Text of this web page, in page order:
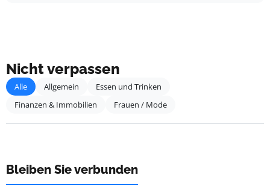
Nicht verpassen
Alle Allgemein
Essen und Trinken
Finanzen & Immobilien
Frauen / Mode
Bleiben Sie verbunden